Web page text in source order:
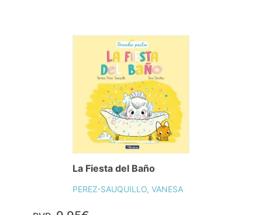
La Fiesta del Baño
PEREZ-SAUQUILLO, VANESA